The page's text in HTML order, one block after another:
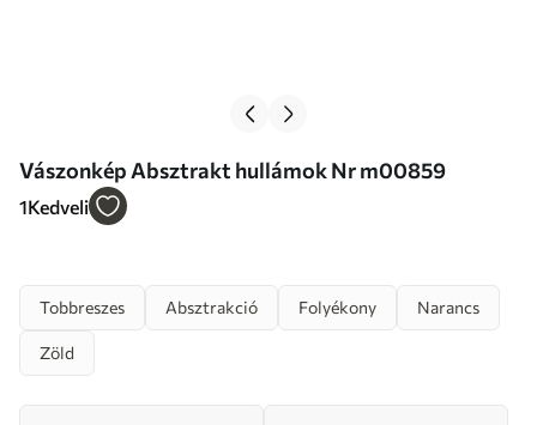
Vászonkép Absztrakt hullámok Nr m00859
1Kedveli
Tobbreszes Absztrakció Folyékony Narancs
Zöld